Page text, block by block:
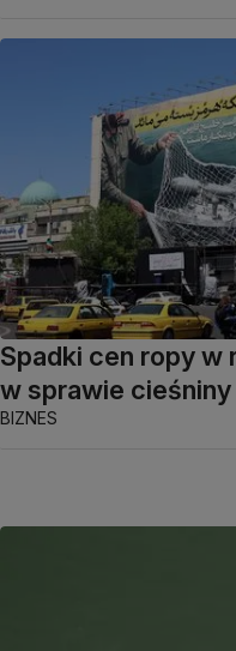
Spadki cen ropy w
w sprawie cieśniny
BIZNES